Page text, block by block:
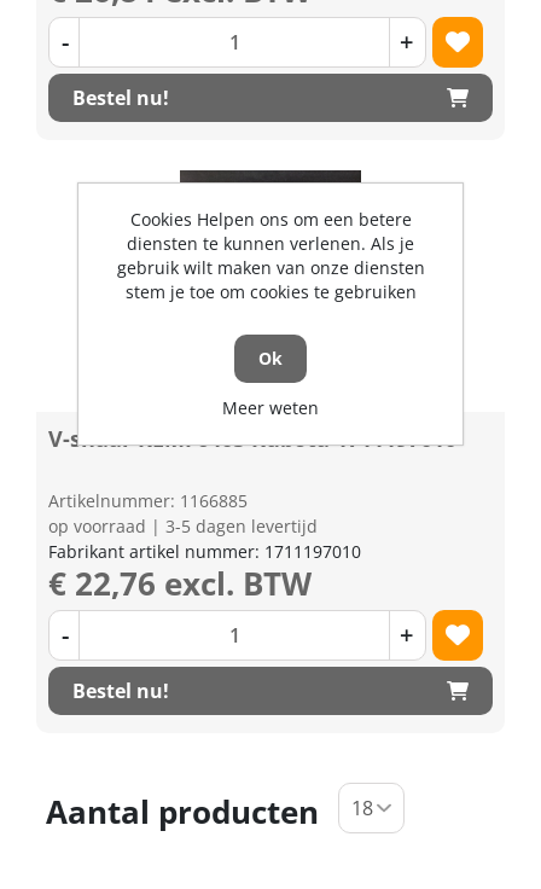
- +
Bestel nu!
V-snaar REMF6405 Kubota 1711197010
Artikelnummer: 1166885
op voorraad | 3-5 dagen levertijd
Fabrikant artikel nummer: 1711197010
€ 22,76 excl. BTW
- +
Bestel nu!
Aantal producten
Cookies Helpen ons om een betere
diensten te kunnen verlenen. Als je
gebruik wilt maken van onze diensten
stem je toe om cookies te gebruiken
Ok
Meer weten